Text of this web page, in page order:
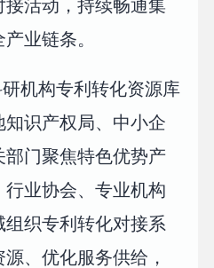
活动，持续畅通集
业链条。
机构专利转化资源库
识产权局、中小企
门聚焦特色优势产
业协会、专业机构
织专利转化对接系
、优化服务供给，